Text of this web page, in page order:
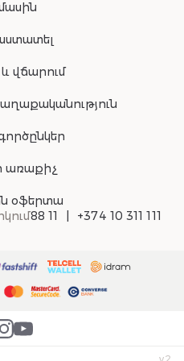
վճարում
առաքիչ
օֆերտա
88 11 +374 10 311 111